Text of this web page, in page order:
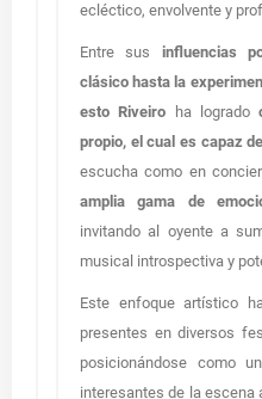
ecléctico, envolvente y
Entre sus influencias
clásico hasta la
esto Riveiro
ha logrado
propio, el cual es capaz
escucha como en
amplia gama de
invitando al oyente a
musical introspectiva y
Este enfoque artístico
presentes en diversos
posicionándose como
interesantes de la escena